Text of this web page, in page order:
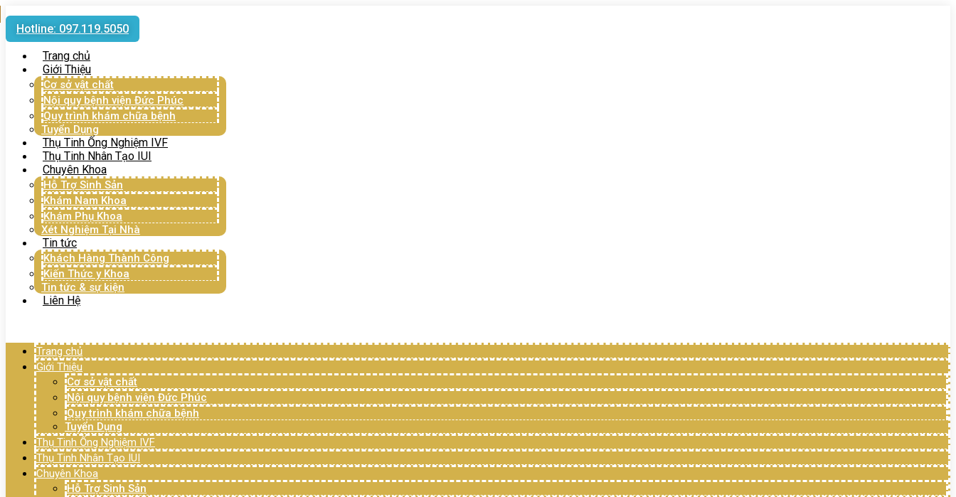
Hotline: 097.119.5050
Trang chủ
Giới Thiệu
Cơ sở vật chất
Nội quy bệnh viện Đức Phúc
Quy trình khám chữa bệnh
Tuyển Dụng
Thụ Tinh Ống Nghiệm IVF
Thụ Tinh Nhân Tạo IUI
Chuyên Khoa
Hỗ Trợ Sinh Sản
Khám Nam Khoa
Khám Phụ Khoa
Xét Nghiệm Tại Nhà
Tin tức
Khách Hàng Thành Công
Kiến Thức y Khoa
Tin tức & sự kiện
Liên Hệ
Trang chủ
Giới Thiệu
Cơ sở vật chất
Nội quy bệnh viện Đức Phúc
Quy trình khám chữa bệnh
Tuyển Dụng
Thụ Tinh Ống Nghiệm IVF
Thụ Tinh Nhân Tạo IUI
Chuyên Khoa
Hỗ Trợ Sinh Sản